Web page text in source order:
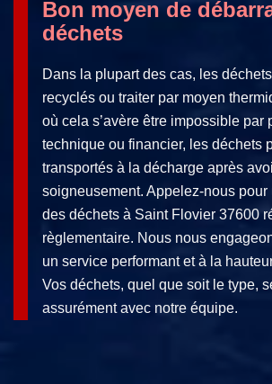
Bon moyen de
déchets
Dans la plupart des cas, les
recyclés ou traiter par moyen
où cela s’avère être impossible par
technique ou financier, les déchets
transportés à la décharge après
soigneusement. Appelez-nous pour
des déchets à Saint Flovier 37600
règlementaire. Nous nous
un service performant et à la
Vos déchets, quel que soit le type,
assurément avec notre équipe.